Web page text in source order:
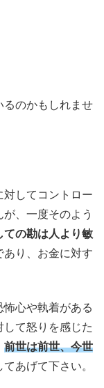
るのかもしれませ
してコントロー
、一度そのよう
ての勘は人より敏
あり、お金に対す
心や執着がある
て怒りを感じた
前世は前世、今世
あげて下さい。